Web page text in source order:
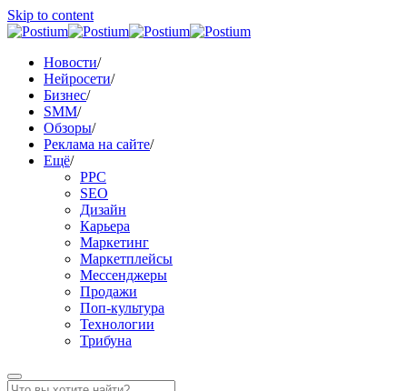
Skip to content
Новости/
Нейросети/
Бизнес/
SMM/
Обзоры/
Реклама на сайте/
Ещё/
PPC
SEO
Дизайн
Карьера
Маркетинг
Маркетплейсы
Мессенджеры
Продажи
Поп-культура
Технологии
Трибуна